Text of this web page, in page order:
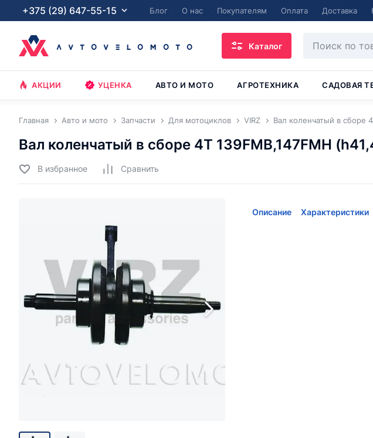
+375 (29) 647-55-15 Блог О нас Покупателям Оплата Доставка
Каталог
АКЦИИ УЦЕНКА АВТО И МОТО АГРОТЕХНИКА САДОВАЯ
Главная Авто и мото Запчасти Для мотоциклов VIRZ Вал коленчатый в сборе
Вал коленчатый в сборе 4Т 139FMB,147FMH
В избранное Cравнить
Описание Характеристики